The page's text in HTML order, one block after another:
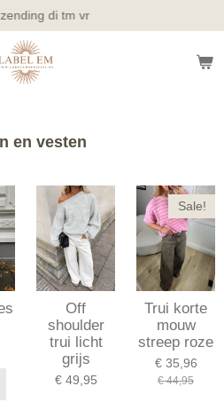
di tm vr
en vesten
Off
shoulder
trui licht
grijs
€ 49,95
Sale!
Trui korte
mouw
streep roze
€ 35,96
€ 44,95